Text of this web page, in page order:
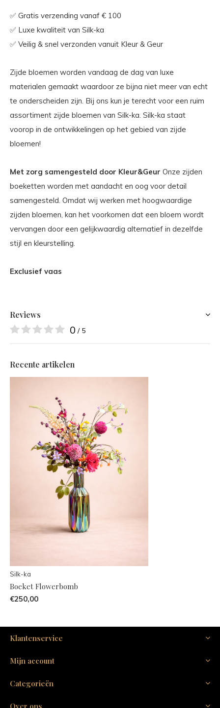
✅ Gratis verzending vanaf € 100
✅ Luxe kwaliteit van Silk-ka
✅ Veilig & snel verzonden vanuit Kleur & Geur
Zijde bloemen worden vandaag de dag van luxe
materialen gemaakt waardoor ze bijna niet meer van echt
te onderscheiden zijn. Bij ons kun je terecht voor een ruim
assortiment zijde bloemen van Silk-ka. Silk-ka staat
voorop in de ontwikkelingen op het gebied van zijde
bloemen!
Met zorg samengesteld door Kleur&Geur Onze zijden
boeketten worden met aandacht en oog voor detail
samengesteld. Omdat wij werken met hoogwaardige
zijden bloemen, kan het voorkomen dat een bloem wordt
vervangen door een gelijkwaardig alternatief in dezelfde
stijl en kleurstelling.
Exclusief vaas
Reviews
0 / 5
Recente artikelen
Silk-ka
Boeket Flowerbomb
€250,00
Klantenservice
Mijn account
Categorieën